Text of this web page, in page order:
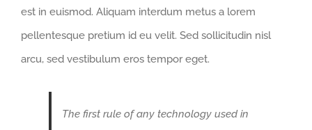
est in euismod. Aliquam interdum metus a lorem
pellentesque pretium id eu velit. Sed sollicitudin nisl
arcu, sed vestibulum eros tempor eget.
The first rule of any technology used in